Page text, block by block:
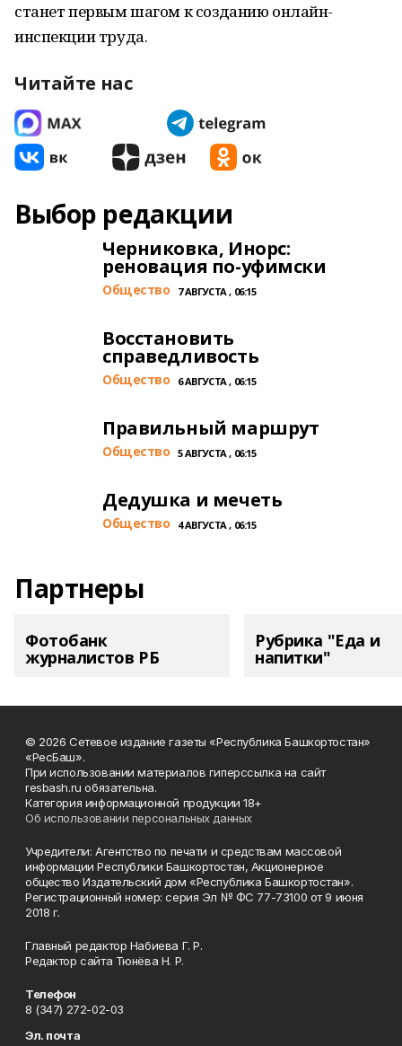
станет первым шагом к созданию онлайн-
инспекции труда.
Читайте нас
Выбор редакции
Черниковка, Инорс:
реновация по-уфимски
Общество 7 АВГУСТА , 06:15
Восстановить
справедливость
Общество 6 АВГУСТА , 06:15
Правильный маршрут
Общество 5 АВГУСТА , 06:15
Дедушка и мечеть
Общество 4 АВГУСТА , 06:15
Партнеры
Фотобанк
журналистов РБ
Рубрика "Еда и
напитки"
© 2026 Сетевое издание газеты «Республика Башкортостан»
«РесБаш».
При использовании материалов гиперссылка на сайт
resbash.ru обязательна.
Категория информационной продукции 18+
Об использовании персональных данных
Учредители: Агентство по печати и средствам массовой
информации Республики Башкортостан, Акционерное
общество Издательский дом «Республика Башкортостан».
Регистрационный номер: серия Эл № ФС 77-73100 от 9 июня
2018 г.
Главный редактор Набиева Г. Р.
Редактор сайта Тюнёва Н. Р.
Телефон
8 (347) 272-02-03
Эл. почта